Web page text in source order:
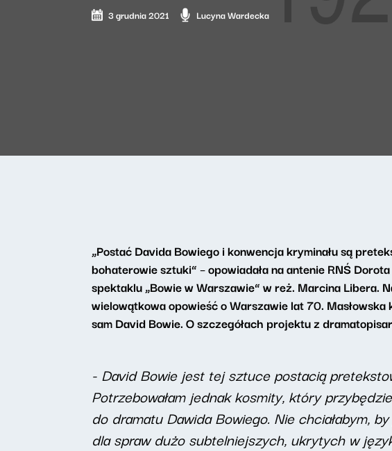
3 grudnia 2021 Lucyna Wardecka
„Postać Davida Bowiego i konwencja kryminału są
bohaterowie sztuki” – opowiadała na antenie RNŚ
spektaklu „Bowie w Warszawie” w reż. Marcina Libera.
wielowątkowa opowieść o Warszawie lat 70.
sam David Bowie. O szczegółach projektu z
- David Bowie jest tej sztuce postacią
Potrzebowałam jednak kosmity, który
do dramatu Dawida Bowiego. Nie chciałabym,
dla spraw dużo subtelniejszych, ukrytych w